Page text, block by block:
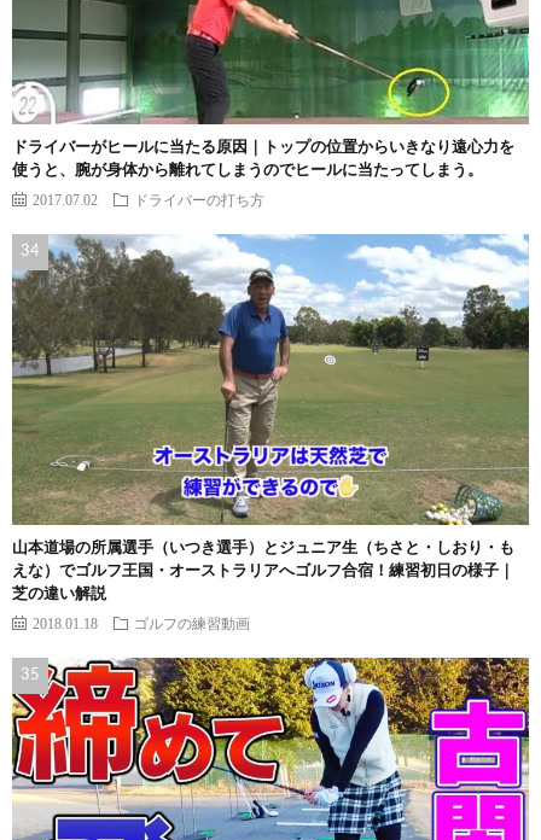
ドライバーがヒールに当たる原因｜トップの位置からいきなり遠心力を
使うと、腕が身体から離れてしまうのでヒールに当たってしまう。
2017.07.02 ドライバーの打ち方
山本道場の所属選手（いつき選手）とジュニア生（ちさと・しおり・も
えな）でゴルフ王国・オーストラリアへゴルフ合宿！練習初日の様子｜
芝の違い解説
2018.01.18 ゴルフの練習動画